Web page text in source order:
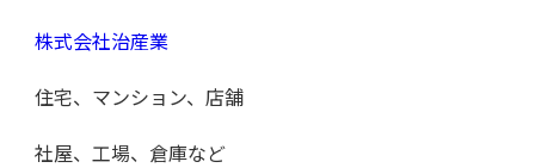
株式会社治産業
住宅、マンション、店舗
社屋、工場、倉庫など